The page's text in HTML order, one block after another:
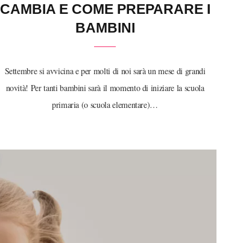
CAMBIA E COME PREPARARE I
BAMBINI
Settembre si avvicina e per molti di noi sarà un mese di grandi
novità! Per tanti bambini sarà il momento di iniziare la scuola
primaria (o scuola elementare)…